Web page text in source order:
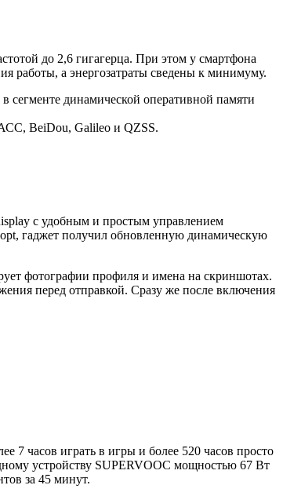
до 2,6 гигагерца. При этом у смартфона
работы, а энергозатраты сведены к минимуму.
сегменте динамической оперативной памяти
BeiDou, Galileo и QZSS.
с удобным и простым управлением
гаджет получил обновленную динамическую
фотографии профиля и имена на скриншотах.
перед отправкой. Сразу же после включения
7 часов играть в игры и более 520 часов просто
устройству SUPERVOOC мощностью 67 Вт
за 45 минут.